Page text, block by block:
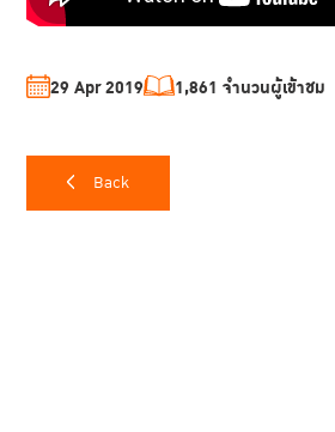
29 Apr 2019 1,861 จำนวนผู้เข้าชม
Back